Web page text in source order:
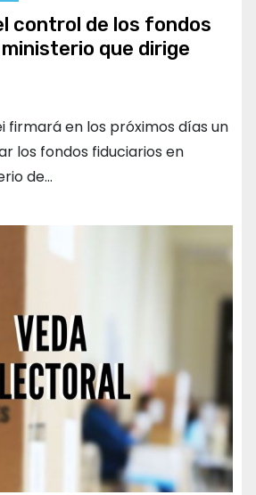
control de los fondos
que dirige
firmará en los próximos días un
los fondos fiduciarios en
de…